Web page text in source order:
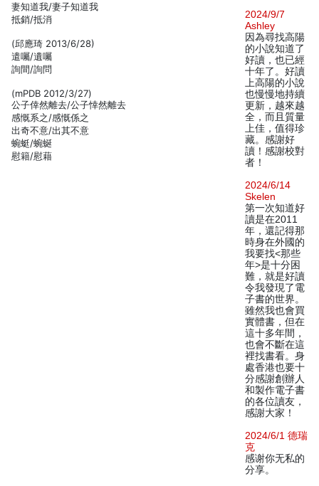
妻知道我/妻子知道我
抵銷/抵消
(邱應琦 2013/6/28)
遣囑/遺囑
詢間/詢問
(mPDB 2012/3/27)
公子倖然離去/公子悻然離去
感慨系之/感慨係之
出奇不意/出其不意
蜿蜓/蜿蜒
慰籍/慰藉
2024/9/7
Ashley
因為尋找高陽
的小說知道了
好讀，也已經
十年了。好讀
上高陽的小說
也慢慢地持續
更新，越來越
全，而且質量
上佳，值得珍
藏。感謝好
讀！感謝校對
者！
2024/6/14
Skelen
第一次知道好
讀是在2011
年，還記得那
時身在外國的
我要找<那些
年>是十分困
難，就是好讀
令我發現了電
子書的世界。
雖然我也會買
實體書，但在
這十多年間，
也會不斷在這
裡找書看。身
處香港也要十
分感謝創辦人
和製作電子書
的各位讀友，
感謝大家！
2024/6/1 德瑞
克
感谢你无私的
分享。